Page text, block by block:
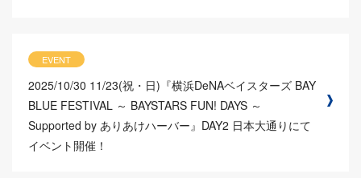
EVENT
2025/10/30 11/23(祝・日)『横浜DeNAベイスターズ BAY
BLUE FESTIVAL ～ BAYSTARS FUN! DAYS ～
Supported by ありあけハーバー』DAY2 日本大通りにて
イベント開催！